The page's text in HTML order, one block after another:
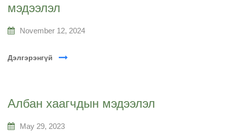
мэдээлэл
November 12, 2024
Дэлгэрэнгүй
Албан хаагчдын мэдээлэл
May 29, 2023